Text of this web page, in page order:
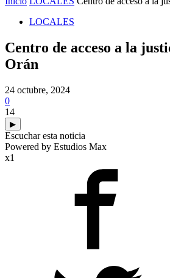
LOCALES
Centro de acceso a la
Orán
24 octubre, 2024
0
14
▶
Escuchar esta noticia
Powered by Estudios Max
x1